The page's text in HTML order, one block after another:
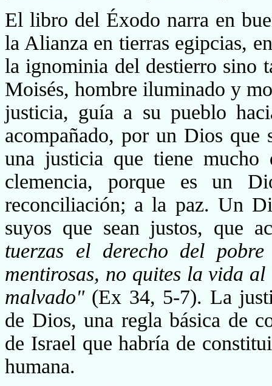
El libro del Éxodo narra en
la Alianza en tierras egipcias,
la ignominia del destierro sino
Moisés, hombre iluminado y
justicia, guía a su pueblo
acompañado, por un Dios que
una justicia que tiene
clemencia, porque es un
reconciliación; a la paz. Un
suyos que sean justos, que
tuerzas el derecho del
mentirosas, no quites la vida
malvado" (Ex 34, 5-7). La
de Dios, una regla básica de
de Israel que habría de
huma­na.